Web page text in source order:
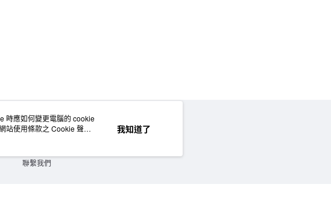
會員服務
人才招募
聯繫我們
時應如何變更電腦的 cookie
站使用條款之 Cookie 聲明
我知道了